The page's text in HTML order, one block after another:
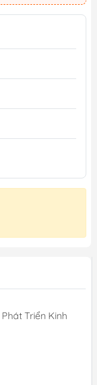
Triển Kinh